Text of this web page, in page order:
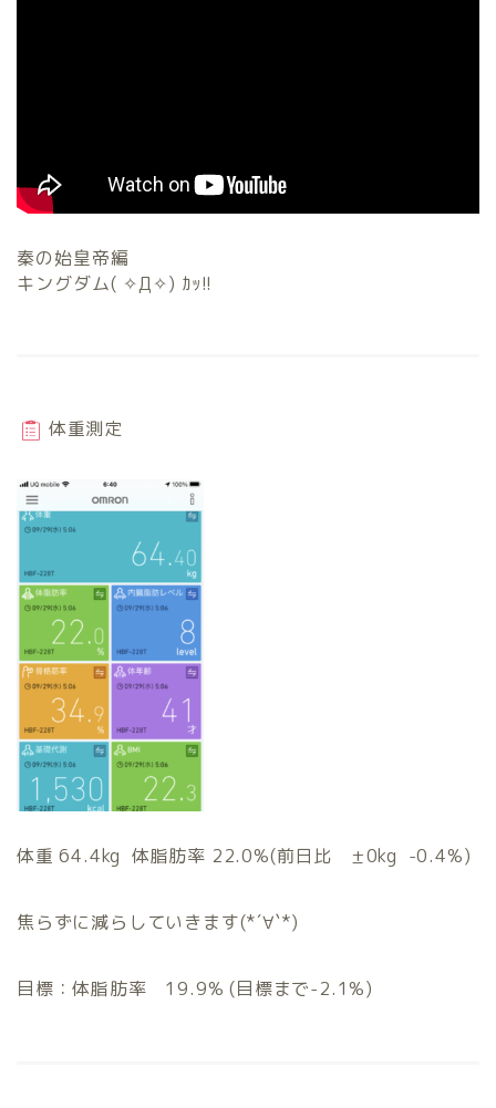
秦の始皇帝編
キングダム( ✧Д✧) ｶｯ!!
体重測定
体重 64.4kg 体脂肪率 22.0%(前日比 ±0kg -0.4%)
焦らずに減らしていきます(*´∀`*)
目標：体脂肪率 19.9% (目標まで-2.1%)